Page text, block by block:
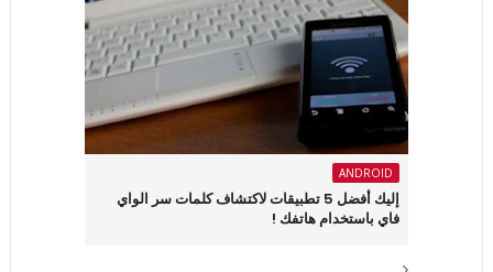
ANDROID
إليك أفضل 5 تطبيقات لاكتشاف كلمات سر الواي
فاي باستخدام هاتفك !